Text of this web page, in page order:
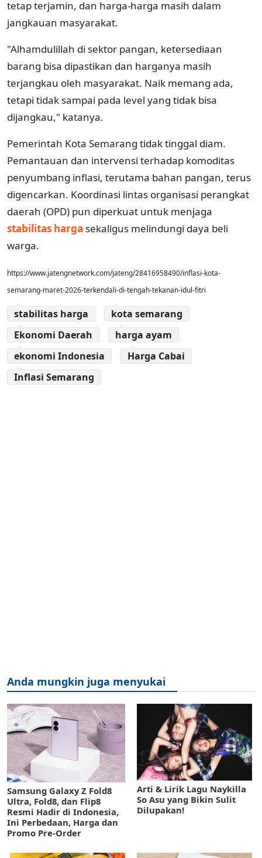
tetap terjamin, dan harga-harga masih dalam
jangkauan masyarakat.
"Alhamdulillah di sektor pangan, ketersediaan
barang bisa dipastikan dan harganya masih
terjangkau oleh masyarakat. Naik memang ada,
tetapi tidak sampai pada level yang tidak bisa
dijangkau," katanya.
Pemerintah Kota Semarang tidak tinggal diam.
Pemantauan dan intervensi terhadap komoditas
penyumbang inflasi, terutama bahan pangan, terus
digencarkan. Koordinasi lintas organisasi perangkat
daerah (OPD) pun diperkuat untuk menjaga
stabilitas harga sekaligus melindungi daya beli
warga.
https://www.jatengnetwork.com/jateng/28416958490/inflasi-kota-
semarang-maret-2026-terkendali-di-tengah-tekanan-idul-fitri
stabilitas harga
kota semarang
Ekonomi Daerah
harga ayam
ekonomi Indonesia
Harga Cabai
Inflasi Semarang
Anda mungkin juga menyukai
Samsung Galaxy Z Fold8
Ultra, Fold8, dan Flip8
Resmi Hadir di Indonesia,
Ini Perbedaan, Harga dan
Promo Pre-Order
Arti & Lirik Lagu Naykilla
So Asu yang Bikin Sulit
Dilupakan!